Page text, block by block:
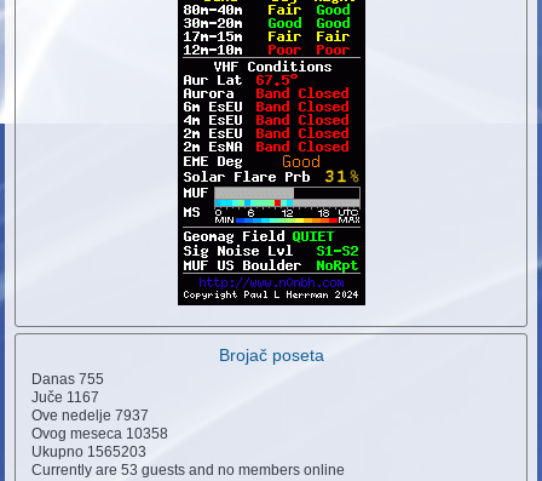
Brojač poseta
Danas755
Juče 1167
Ove nedelje7937
Ovog meseca 10358
Ukupno 1565203
Currently are 53 guests and no members online